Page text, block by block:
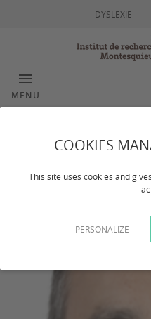
COOKIES
This site uses cookies and
PERSONALIZE
DYSLEXIE
MENU
OLIVER